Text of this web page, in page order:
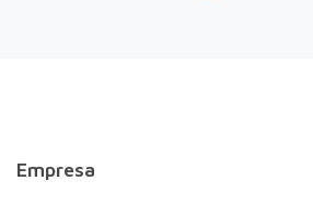
Empresa